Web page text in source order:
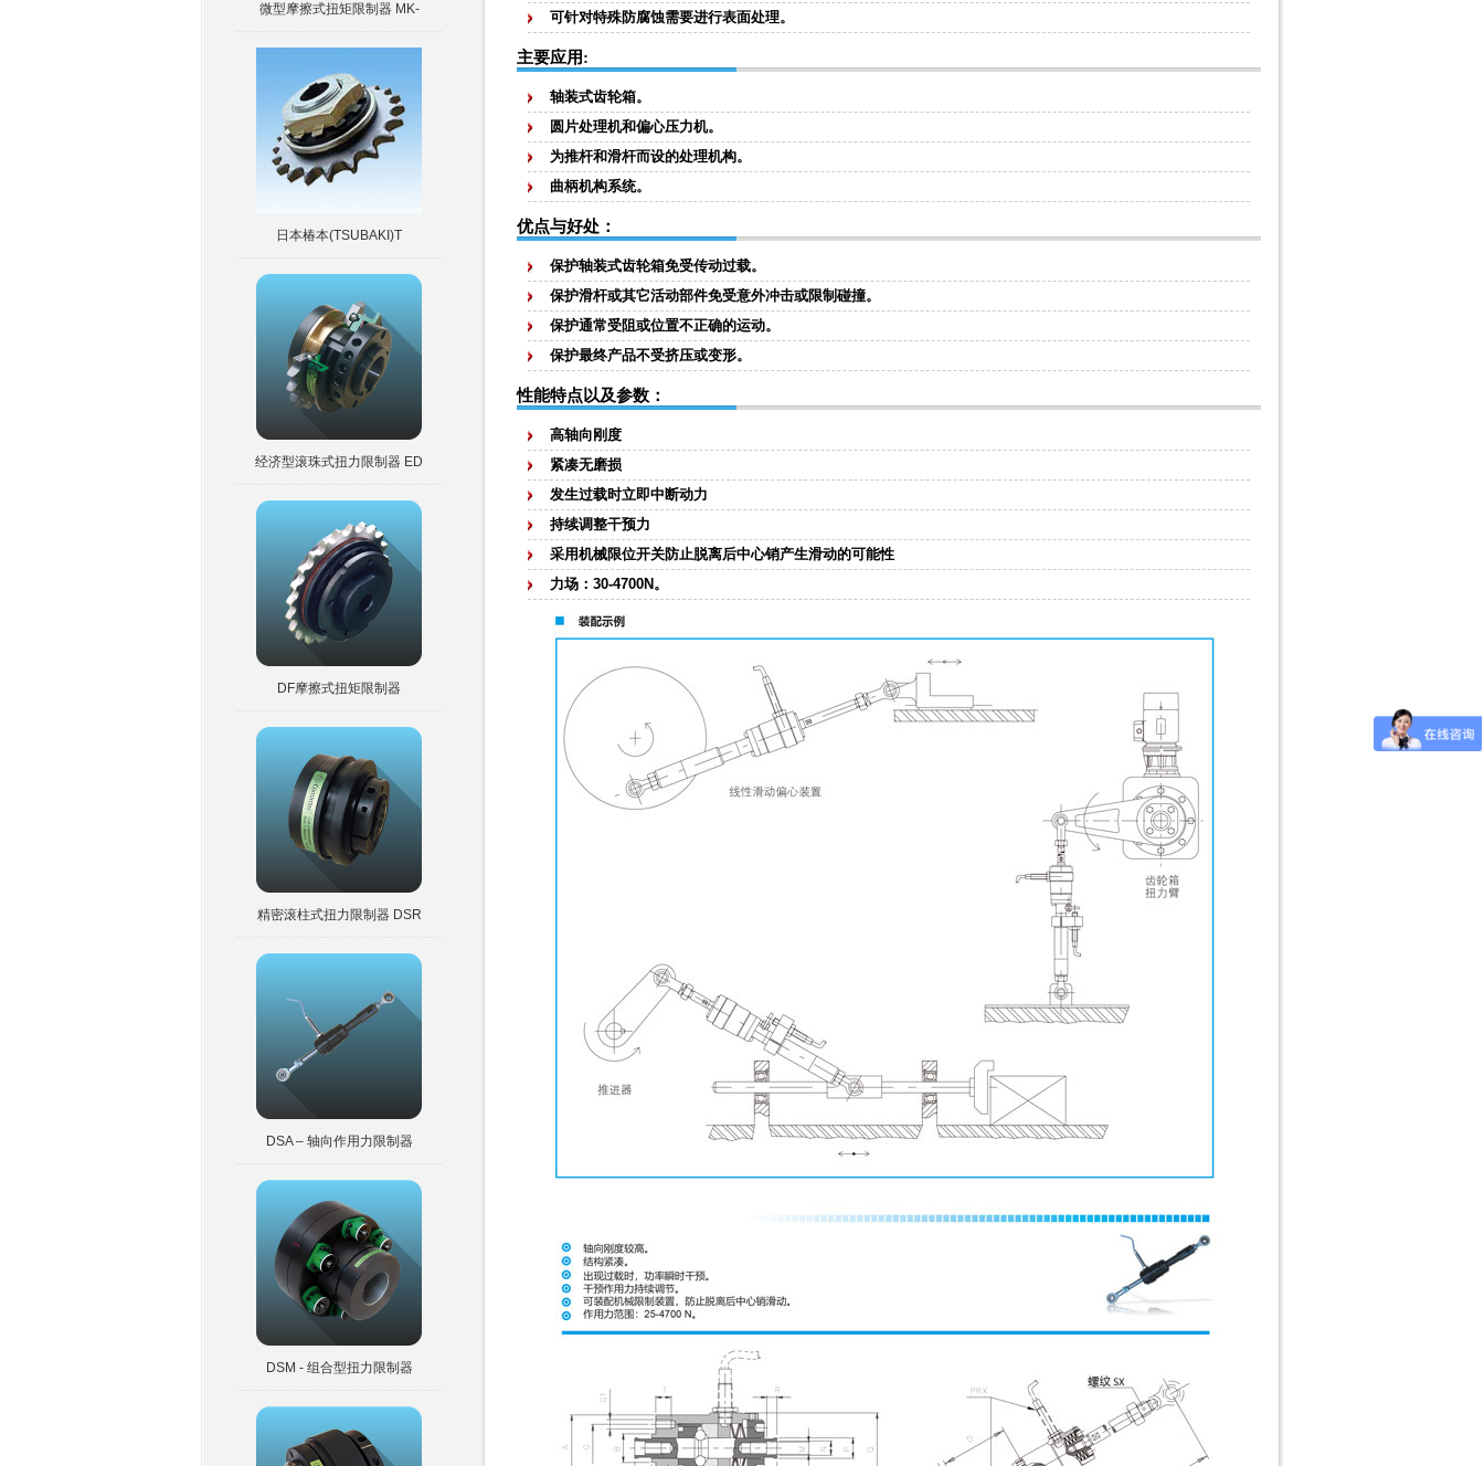
微型摩擦式扭矩限制器 MK-
日本椿本(TSUBAKI)T
经济型滚珠式扭力限制器 ED
DF摩擦式扭矩限制器
精密滚柱式扭力限制器 DSR
DSA – 轴向作用力限制器
DSM - 组合型扭力限制器
可针对特殊防腐蚀需要进行表面处理。
主要应用:
轴装式齿轮箱。
圆片处理机和偏心压力机。
为推杆和滑杆而设的处理机构。
曲柄机构系统。
优点与好处：
保护轴装式齿轮箱免受传动过载。
保护滑杆或其它活动部件免受意外冲击或限制碰撞。
保护通常受阻或位置不正确的运动。
保护最终产品不受挤压或变形。
性能特点以及参数：
高轴向刚度
紧凑无磨损
发生过载时立即中断动力
持续调整干预力
采用机械限位开关防止脱离后中心销产生滑动的可能性
力场：30-4700N。